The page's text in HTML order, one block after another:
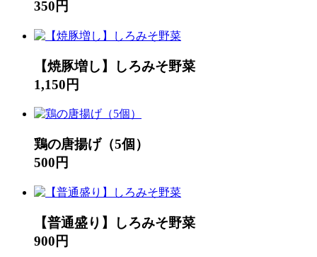
350円
【焼豚増し】しろみそ野菜
1,150円
鶏の唐揚げ（5個）
500円
【普通盛り】しろみそ野菜
900円